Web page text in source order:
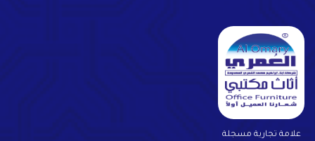
علامة تجارية مسجلة